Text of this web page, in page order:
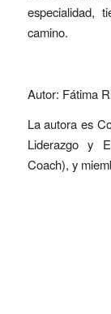
especialidad,
camino.
Autor: Fátima
La autora es
Liderazgo y
Coach), y